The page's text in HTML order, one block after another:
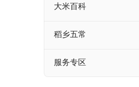
大米百科
稻乡五常
服务专区